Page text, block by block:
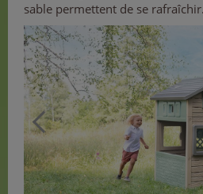
sable permettent de se rafraîchir.